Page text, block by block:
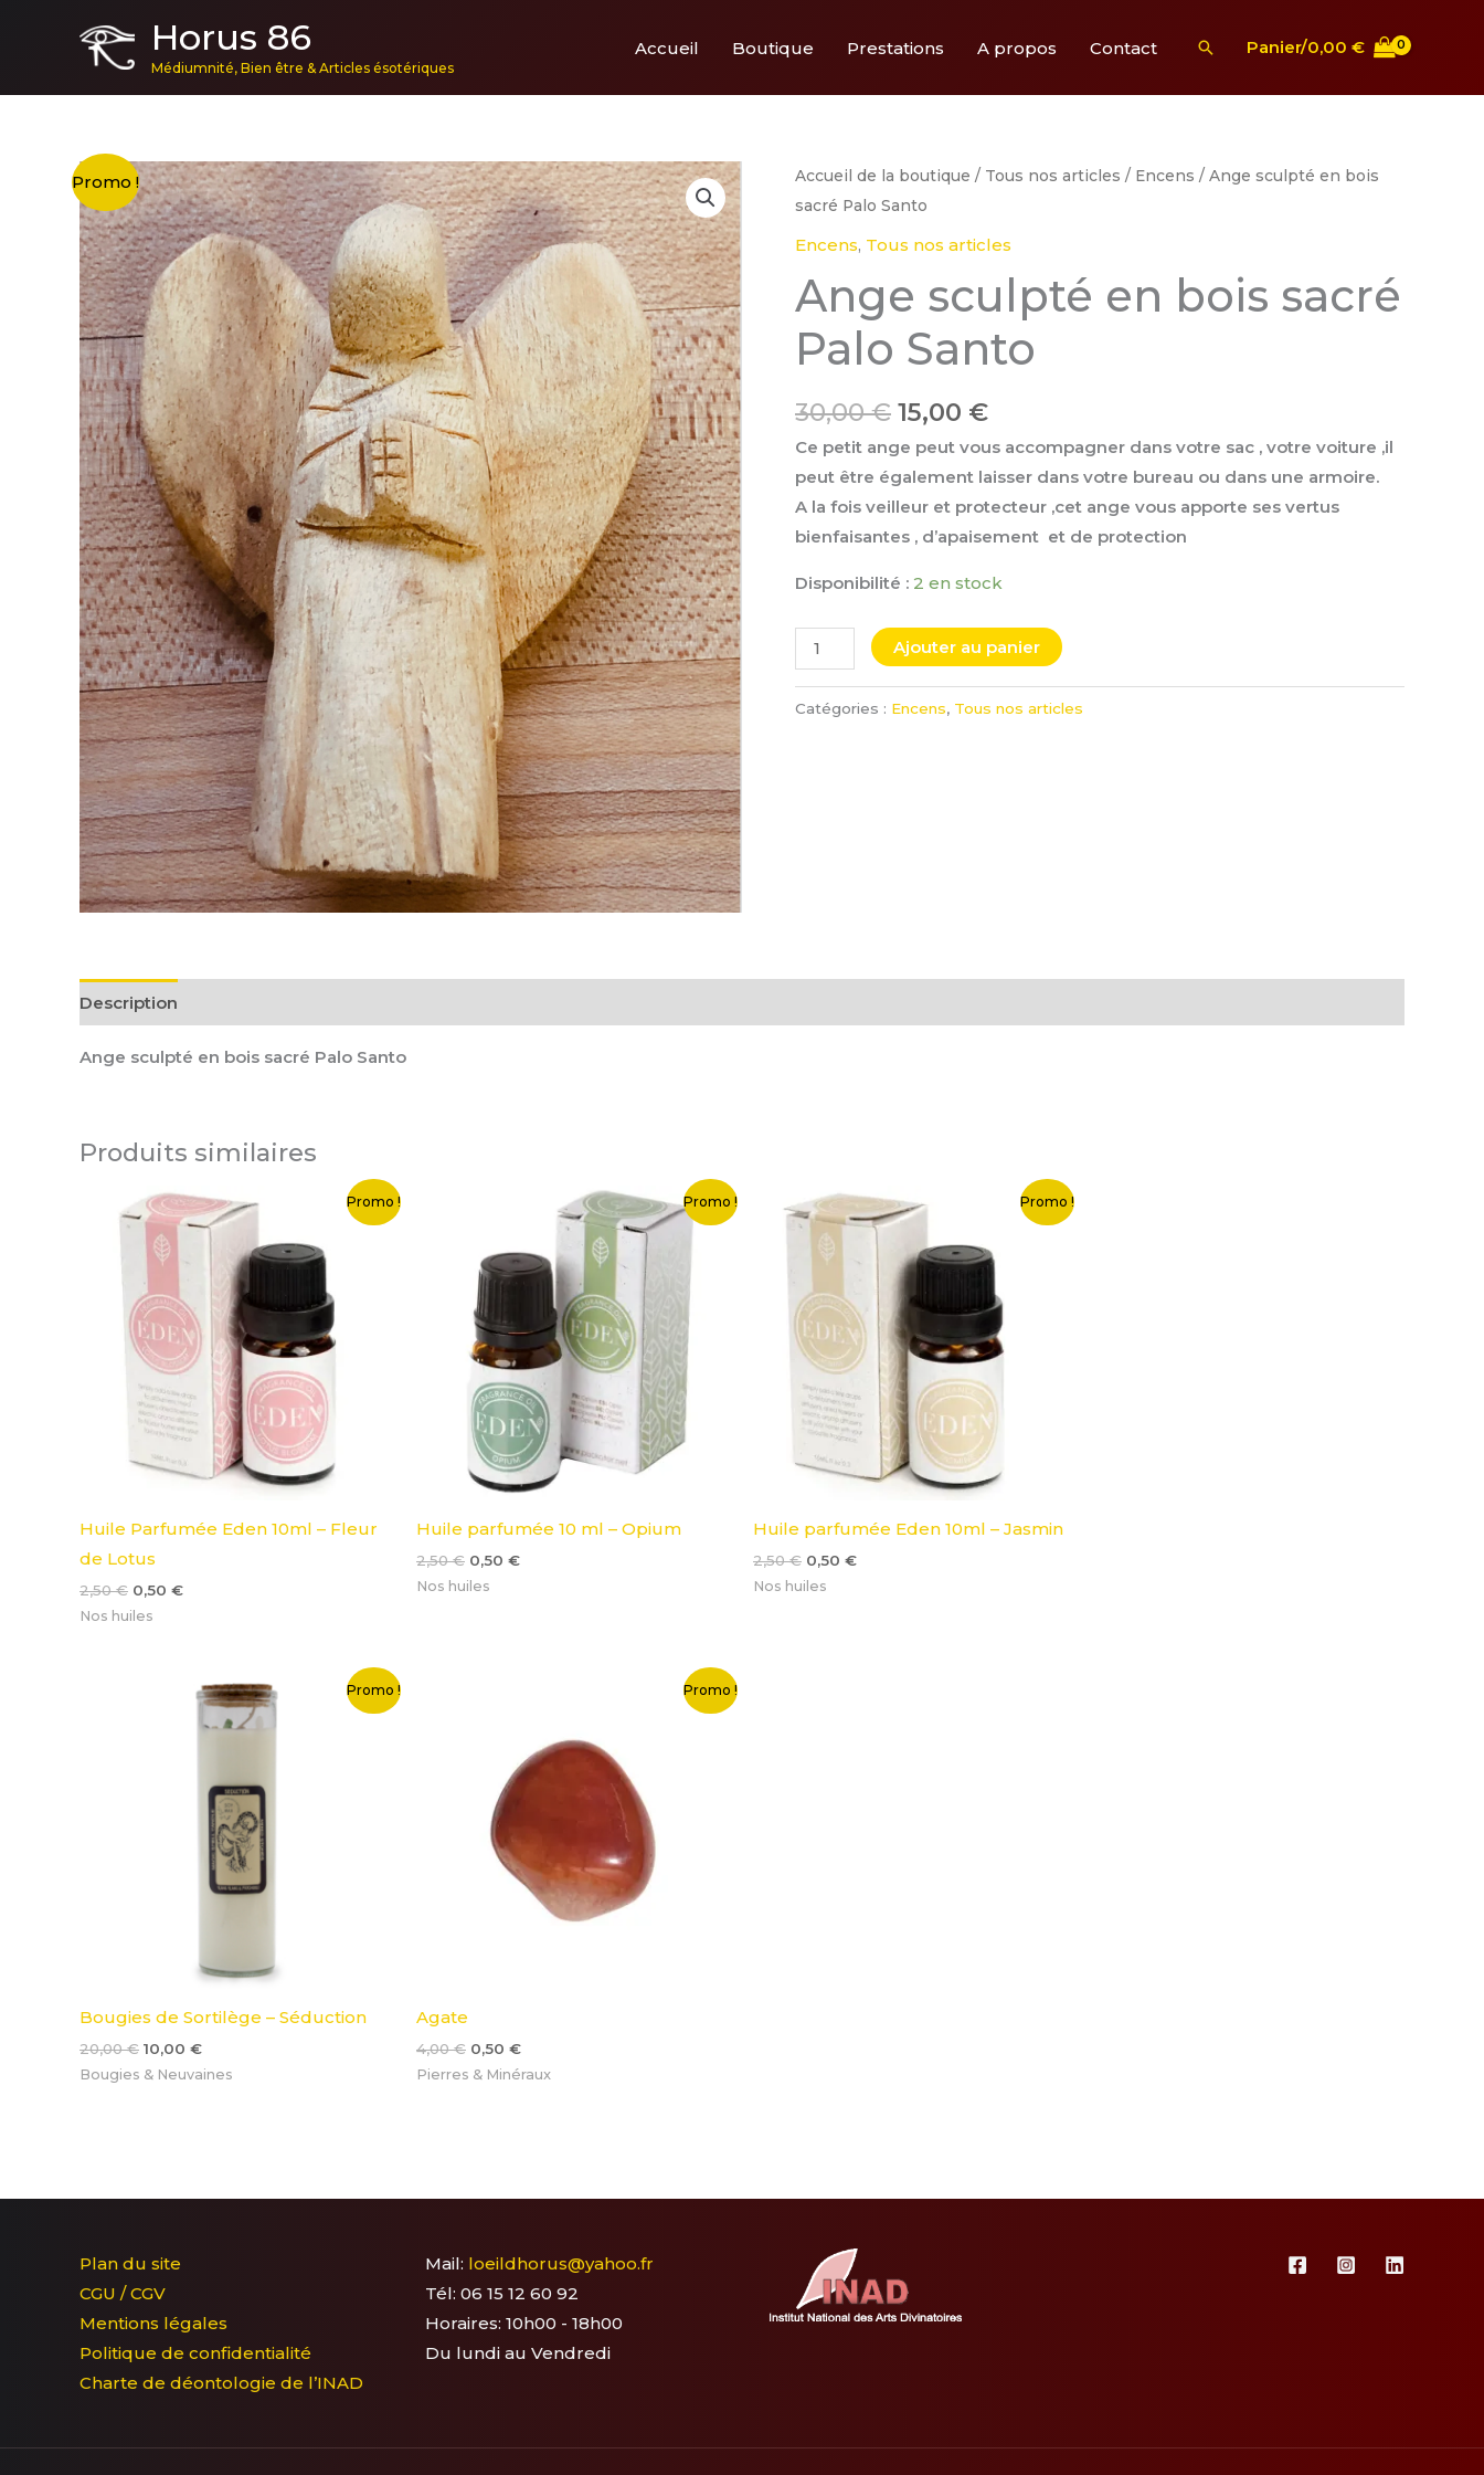
Horus 86
Médiumnité, Bien être & Articles ésotériques
Accueil Boutique Prestations A propos Contact Rechercher
Panier/0,00 €
Promo ! Accueil de la boutique / Tous nos articles / Encens / Ange sculpté en bois
sacré Palo Santo
Encens, Tous nos articles
Ange sculpté en bois sacré
Palo Santo
30,00€
Le
prix
initial
30,00 €.
15,00 €
Le
actuel
15,00 €.
Ce petit ange peut vous accompagner dans votre sac , votre voiture ,il
peut être également laisser dans votre bureau ou dans une armoire.
A la fois veilleur et protecteur ,cet ange vous apporte ses vertus
bienfaisantes , d’apaisement et de protection
Disponibilité : 2 en stock
quantité
de
Ange
en
sacré
Santo
Ajouter au panier
Catégories : Encens, Tous nos articles
Description
Ange sculpté en bois sacré Palo Santo
Produits similaires
Promo !
Huile Parfumée Eden 10ml – Fleur
de Lotus
2,50€
prix
initial
était :
2,50 €.
0,50 €
Le
prix
actuel
0,50 €.
Nos huiles
Promo !
Huile parfumée 10 ml – Opium
2,50€
était :
2,50 €.
0,50 €
actuel
est :
0,50 €.
Nos huiles
Promo !
Huile parfumée Eden 10ml – Jasmin
2,50€
prix
initial
était :
0,50 €
Le
prix
actuel
0,50 €.
Nos huiles
Promo !
Bougies de Sortilège – Séduction
20,00€ 10,00 €
Le
prix
actuel
Bougies & Neuvaines
Promo !
Agate
4,00€
4,00 €.
0,50 €
0,50 €.
Pierres & Minéraux
Plan du site
CGU / CGV
Mentions légales
Politique de confidentialité
Charte de déontologie de l’INAD
Mail: loeildhorus@yahoo.fr
Tél: 06 15 12 60 92
Horaires: 10h00 - 18h00
Du lundi au Vendredi